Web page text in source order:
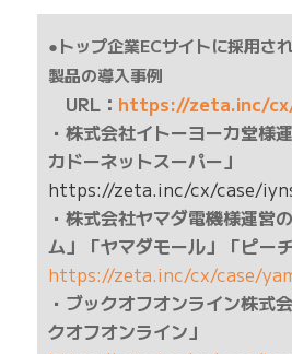
●トップ企業ECサイトに採用さ
製品の導入事例
URL： https://zeta.inc/
・株式会社イトーヨーカ堂様
カドーネットスーパー」
https://zeta.inc/cx/case/
・株式会社ヤマダ電機様運営
ム」「ヤマダモール」「ピー
https://zeta.inc/cx/case/
・ブックオフオンライン株式
クオフオンライン」